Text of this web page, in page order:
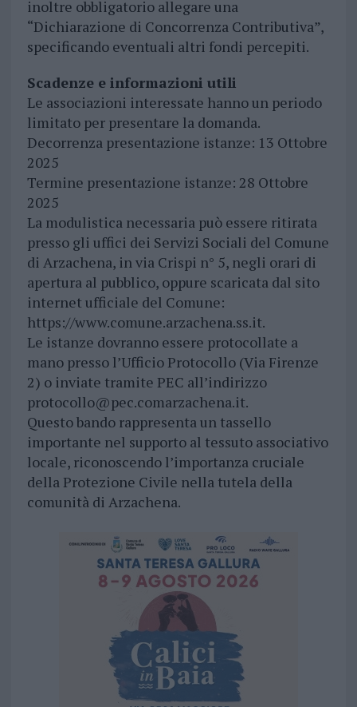
inoltre obbligatorio allegare una
“Dichiarazione di Concorrenza Contributiva”,
specificando eventuali altri fondi percepiti.
Scadenze e informazioni utili
Le associazioni interessate hanno un periodo
limitato per presentare la domanda.
Decorrenza presentazione istanze: 13 Ottobre
2025
Termine presentazione istanze: 28 Ottobre
2025
La modulistica necessaria può essere ritirata
presso gli uffici dei Servizi Sociali del Comune
di Arzachena, in via Crispi n° 5, negli orari di
apertura al pubblico, oppure scaricata dal sito
internet ufficiale del Comune:
https://www.comune.arzachena.ss.it.
Le istanze dovranno essere protocollate a
mano presso l’Ufficio Protocollo (Via Firenze
2) o inviate tramite PEC all’indirizzo
protocollo@pec.comarzachena.it.
Questo bando rappresenta un tassello
importante nel supporto al tessuto associativo
locale, riconoscendo l’importanza cruciale
della Protezione Civile nella tutela della
comunità di Arzachena.